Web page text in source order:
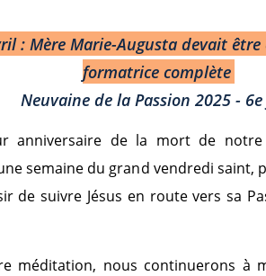
: Mère Marie-Augusta devait
formatrice complète
Neuvaine de la Passion 2025 -
anniversaire de la mort de notre
semaine du grand vendredi saint,
de suivre Jésus en route vers sa
méditation, nous continuerons à